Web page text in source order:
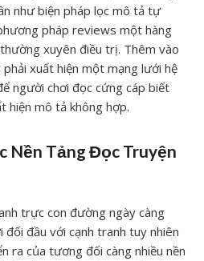
như biện pháp lọc mô tả tự
pháp reviews một hàng
xuyên điều trị. Thêm vào
phải xuất hiện một mạng lưới hệ
người chơi đọc cứng cáp biết
hiện mô tả không hợp.
Nền Tảng Đọc Truyện
trực con đường ngày càng
đối đầu với cạnh tranh tuy nhiên
ra của tương đối càng nhiều nền